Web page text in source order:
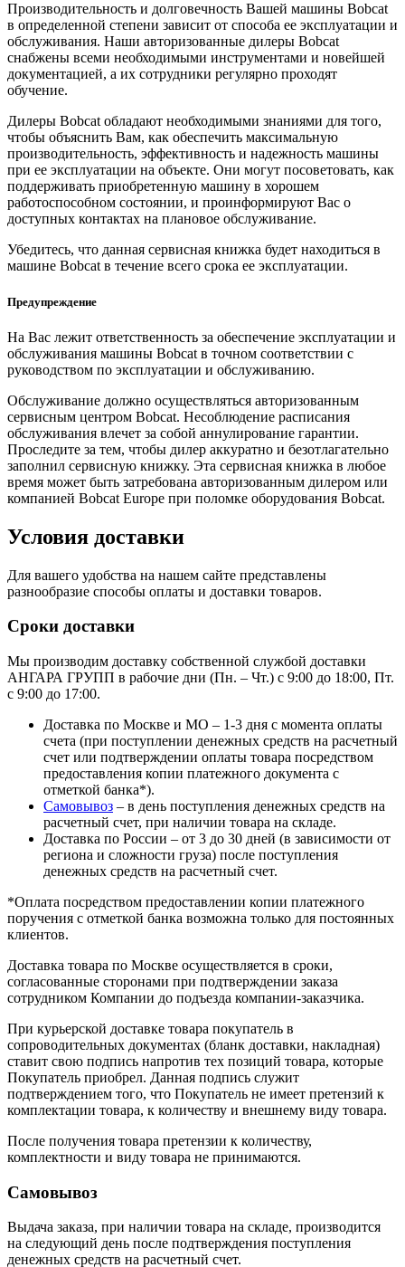
Производительность и долговечность Вашей машины Bobcat
в определенной степени зависит от способа ее эксплуатации и
обслуживания. Наши авторизованные дилеры Bobcat
снабжены всеми необходимыми инструментами и новейшей
документацией, а их сотрудники регулярно проходят
обучение.
Дилеры Bobcat обладают необходимыми знаниями для того,
чтобы объяснить Вам, как обеспечить максимальную
производительность, эффективность и надежность машины
при ее эксплуатации на объекте. Они могут посоветовать, как
поддерживать приобретенную машину в хорошем
работоспособном состоянии, и проинформируют Вас о
доступных контактах на плановое обслуживание.
Убедитесь, что данная сервисная книжка будет находиться в
машине Bobcat в течение всего срока ее эксплуатации.
Предупреждение
На Вас лежит ответственность за обеспечение эксплуатации и
обслуживания машины Bobcat в точном соответствии с
руководством по эксплуатации и обслуживанию.
Обслуживание должно осуществляться авторизованным
сервисным центром Bobcat. Несоблюдение расписания
обслуживания влечет за собой аннулирование гарантии.
Проследите за тем, чтобы дилер аккуратно и безотлагательно
заполнил сервисную книжку. Эта сервисная книжка в любое
время может быть затребована авторизованным дилером или
компанией Bobcat Europe при поломке оборудования Bobcat.
Условия доставки
Для вашего удобства на нашем сайте представлены
разнообразие способы оплаты и доставки товаров.
Сроки доставки
Мы производим доставку собственной службой доставки
АНГАРА ГРУПП в рабочие дни (Пн. – Чт.) с 9:00 до 18:00, Пт.
с 9:00 до 17:00.
Доставка по Москве и МО – 1-3 дня с момента оплаты
счета (при поступлении денежных средств на расчетный
счет или подтверждении оплаты товара посредством
предоставления копии платежного документа с
отметкой банка*).
Самовывоз – в день поступления денежных средств на
расчетный счет, при наличии товара на складе.
Доставка по России – от 3 до 30 дней (в зависимости от
региона и сложности груза) после поступления
денежных средств на расчетный счет.
*Оплата посредством предоставлении копии платежного
поручения с отметкой банка возможна только для постоянных
клиентов.
Доставка товара по Москве осуществляется в сроки,
согласованные сторонами при подтверждении заказа
сотрудником Компании до подъезда компании-заказчика.
При курьерской доставке товара покупатель в
сопроводительных документах (бланк доставки, накладная)
ставит свою подпись напротив тех позиций товара, которые
Покупатель приобрел. Данная подпись служит
подтверждением того, что Покупатель не имеет претензий к
комплектации товара, к количеству и внешнему виду товара.
После получения товара претензии к количеству,
комплектности и виду товара не принимаются.
Самовывоз
Выдача заказа, при наличии товара на складе, производится
на следующий день после подтверждения поступления
денежных средств на расчетный счет.